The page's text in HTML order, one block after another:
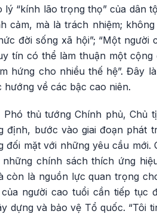
“kính lão trọng thọ” của dân
cảm, mà là trách nhiệm;
đời sống xã hội”; “Một
tín có thể làm thuận một
hứng cho nhiều thế hệ”. Đây
về các bậc cao niên.
thủ tướng Chính phủ, Chủ
định, bước vào giai đoạn phát
mặt với những yêu cầu mới.
chính sách thích ứng
còn là nguồn lực quan trọng
người cao tuổi cần tiếp tục
dựng và bảo vệ Tổ quốc. “Tôi